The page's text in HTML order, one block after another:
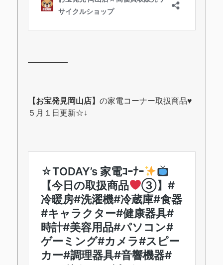
―――――
【お宝発見岡山店】 の家電コーナー取扱商品♥
５月１日更新☆↓